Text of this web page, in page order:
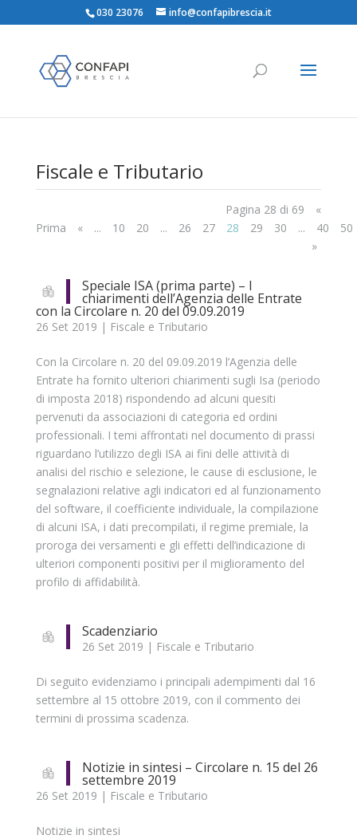
030 23076 info@confapibrescia.it
Fiscale e Tributario
Pagina 28 di 69
«
Prima
« ... 10 20 ... 26 27 28 29 30 ... 40
50
»
Speciale ISA (prima parte) – I
chiarimenti dell’Agenzia delle Entrate
con la Circolare n. 20 del 09.09.2019
26 Set 2019 | Fiscale e Tributario
Con la Circolare n. 20 del 09.09.2019 l’Agenzia delle
Entrate ha fornito ulteriori chiarimenti sugli Isa (periodo
di imposta 2018) rispondendo ad alcuni quesiti
pervenuti da associazioni di categoria ed ordini
professionali. I temi affrontati nel documento di prassi
riguardano l’utilizzo degli ISA ai fini delle attività di
analisi del rischio e selezione, le cause di esclusione, le
segnalazioni relative agli indicatori ed al funzionamento
del software, il coefficiente individuale, la compilazione
di alcuni ISA, i dati precompilati, il regime premiale, la
proroga dei versamenti e gli effetti dell’indicazione di
ulteriori componenti positivi per il miglioramento del
profilo di affidabilità.
Scadenziario
26 Set 2019 | Fiscale e Tributario
Di seguito evidenziamo i principali adempimenti dal 16
settembre al 15 ottobre 2019, con il commento dei
termini di prossima scadenza.
Notizie in sintesi – Circolare n. 15 del 26
settembre 2019
26 Set 2019 | Fiscale e Tributario
Notizie in sintesi